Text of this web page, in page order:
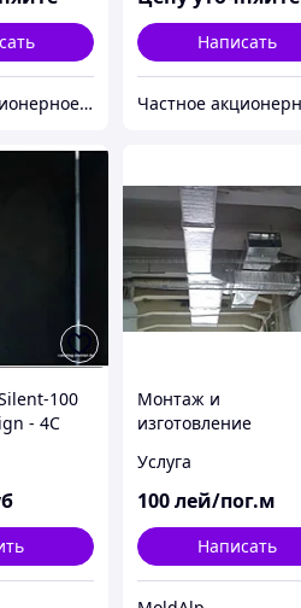
Частное акционерное общество «Вентиляционные системы». Торговая марка ВЕНТС.
Написать
100
- 4C
Монтаж и
изготовление
систем
Услуга
100лей/пог.м
Написать